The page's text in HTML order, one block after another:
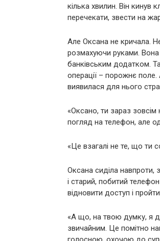
кілька хвилин. Він кинув
перечекати, звести на
Але Оксана не кричала.
розмахуючи руками.
банківським додатком.
операції – порожнє
виявилася для нього
«Оксано, ти зараз зовсім
погляд на телефон, але
«Це взагалі не те, що ти
Оксана сиділа навпроти,
і старий, побитий
відновити доступ і
«А що, на твою думку, я
звичайним. Це помітно